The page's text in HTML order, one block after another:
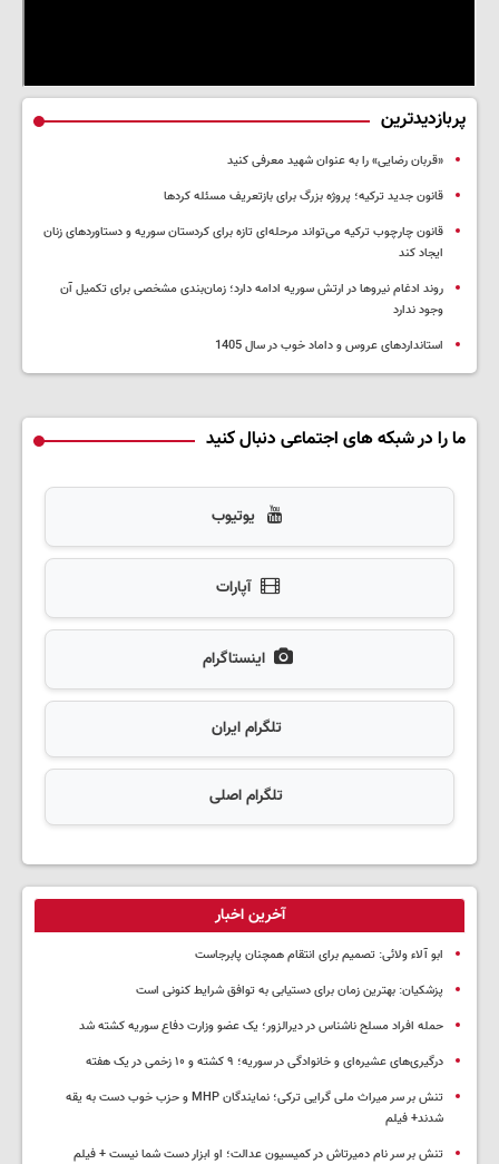
پربازدیدترین
«قربان رضایی» را به عنوان شهید معرفی کنید
قانون جدید ترکیه؛ پروژه بزرگ‌ برای بازتعریف مسئله کردها
قانون چارچوب ترکیه می‌تواند مرحله‌ای تازه برای کردستان سوریه و دستاوردهای زنان
ایجاد کند
روند ادغام نیروها در ارتش سوریه ادامه دارد؛ زمان‌بندی مشخصی برای تکمیل آن
وجود ندارد
استانداردهای عروس و داماد خوب در سال 1405
ما را در شبکه های اجتماعی دنبال کنید
یوتیوب
آپارات
اینستاگرام
تلگرام ایران
تلگرام اصلی
آخرین اخبار
ابو آلاء ولائی: تصمیم برای انتقام همچنان پابرجاست
پزشکیان‌: بهترین زمان برای دستیابی به توافق شرایط کنونی است
حمله افراد مسلح ناشناس در دیرالزور؛ یک عضو وزارت دفاع سوریه کشته شد
درگیری‌های عشیره‌ای و خانوادگی در سوریه؛ ۹ کشته و ۱۰ زخمی در یک هفته
تنش بر سر میراث ملی گرایی ترکی؛ نمایندگان MHP و حزب خوب دست به یقه
شدند+ فیلم
تنش بر سر نام دمیرتاش در کمیسیون عدالت؛ او ابزار دست شما نیست + فیلم